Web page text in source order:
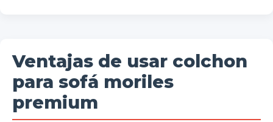
Ventajas de usar colchon
para sofá moriles
premium